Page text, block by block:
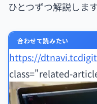
ひとつずつ解説します
合わせて読みたい
https://
class="related-